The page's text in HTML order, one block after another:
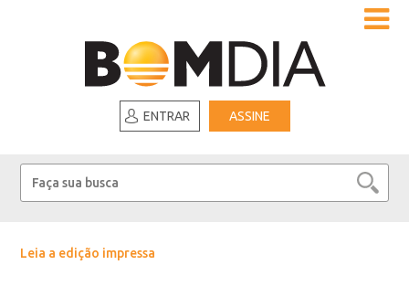
ENTRAR ASSINE
Leia a edição impressa